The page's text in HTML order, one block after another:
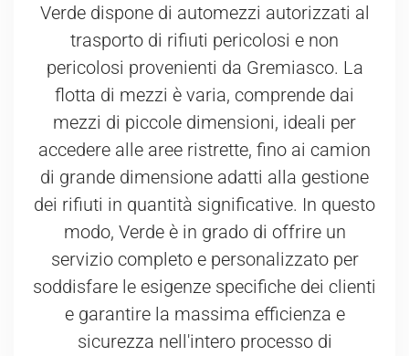
Verde dispone di automezzi autorizzati al
trasporto di rifiuti pericolosi e non
pericolosi provenienti da Gremiasco. La
flotta di mezzi è varia, comprende dai
mezzi di piccole dimensioni, ideali per
accedere alle aree ristrette, fino ai camion
di grande dimensione adatti alla gestione
dei rifiuti in quantità significative. In questo
modo, Verde è in grado di offrire un
servizio completo e personalizzato per
soddisfare le esigenze specifiche dei clienti
e garantire la massima efficienza e
sicurezza nell'intero processo di